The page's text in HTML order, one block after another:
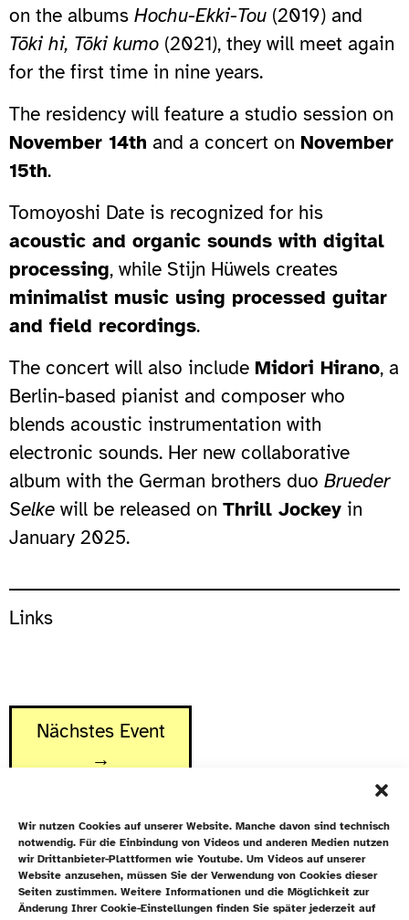
Wir nutzen Cookies auf unserer Website. Manche davon sind technisch
notwendig. Für die Einbindung von Videos und anderen Medien nutzen
wir Drittanbieter-Plattformen wie Youtube. Um Videos auf unserer
Website anzusehen, müssen Sie der Verwendung von Cookies dieser
Seiten zustimmen. Weitere Informationen und die Möglichkeit zur
Änderung Ihrer Cookie-Einstellungen finden Sie später jederzeit auf
on the albums Hochu-Ekki-Tou (2019) and
Tōki hi, Tōki kumo (2021), they will meet again
for the first time in nine years.
The residency will feature a studio session on
November 14th and a concert on November
15th.
Tomoyoshi Date is recognized for his
acoustic and organic sounds with digital
processing, while Stijn Hüwels creates
minimalist music using processed guitar
and field recordings.
The concert will also include Midori Hirano, a
Berlin-based pianist and composer who
blends acoustic instrumentation with
electronic sounds. Her new collaborative
album with the German brothers duo Brueder
Selke will be released on Thrill Jockey in
January 2025.
Links
Nächstes Event
→
Newsletter